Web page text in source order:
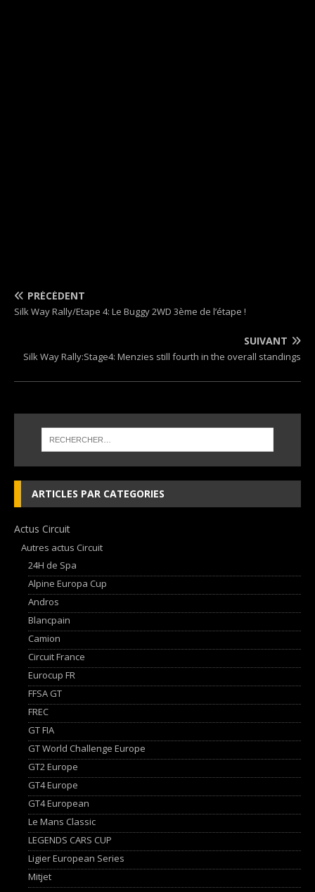
PRÉCÉDENT
Silk Way Rally/Etape 4: Le Buggy 2WD 3ème de l’étape !
SUIVANT
Silk Way Rally:Stage4: Menzies still fourth in the overall standings
ARTICLES PAR CATEGORIES
Actus Circuit
Autres actus Circuit
24H de Spa
Alpine Europa Cup
Andros
Blancpain
Camion
Circuit France
Eurocup FR
FFSA GT
FREC
GT FIA
GT World Challenge Europe
GT2 Europe
GT4 Europe
GT4 European
Le Mans Classic
LEGENDS CARS CUP
Ligier European Series
Mitjet